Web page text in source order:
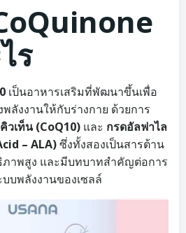
ร
เป็นอาหารเสริมที่พัฒนาขึ้นเพื่อ
ลังงานให้กับร่างกาย ด้วยการ
วเท็น (CoQ10) และ กรดอัลฟาไล
– ALA)ซึ่งทั้งสองเป็นสารต้าน
าพสูง และมีบทบาทสำคัญต่อการ
บพลังงานของเซลล์